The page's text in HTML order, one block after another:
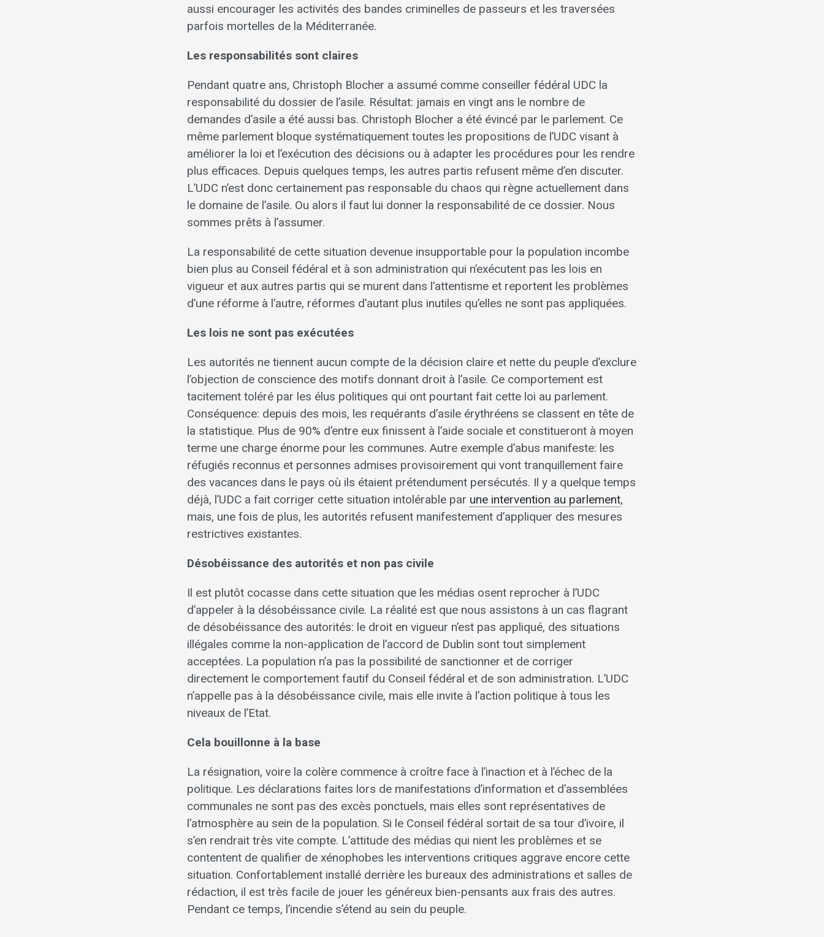
aussi encourager les activités des bandes criminelles de passeurs et les traversées
parfois mortelles de la Méditerranée.
Les responsabilités sont claires
Pendant quatre ans, Christoph Blocher a assumé comme conseiller fédéral UDC la
responsabilité du dossier de l’asile. Résultat: jamais en vingt ans le nombre de
demandes d’asile a été aussi bas. Christoph Blocher a été évincé par le parlement. Ce
même parlement bloque systématiquement toutes les propositions de l’UDC visant à
améliorer la loi et l’exécution des décisions ou à adapter les procédures pour les rendre
plus efficaces. Depuis quelques temps, les autres partis refusent même d’en discuter.
L’UDC n’est donc certainement pas responsable du chaos qui règne actuellement dans
le domaine de l’asile. Ou alors il faut lui donner la responsabilité de ce dossier. Nous
sommes prêts à l’assumer.
La responsabilité de cette situation devenue insupportable pour la population incombe
bien plus au Conseil fédéral et à son administration qui n’exécutent pas les lois en
vigueur et aux autres partis qui se murent dans l’attentisme et reportent les problèmes
d’une réforme à l’autre, réformes d’autant plus inutiles qu’elles ne sont pas appliquées.
Les lois ne sont pas exécutées
Les autorités ne tiennent aucun compte de la décision claire et nette du peuple d’exclure
l’objection de conscience des motifs donnant droit à l’asile. Ce comportement est
tacitement toléré par les élus politiques qui ont pourtant fait cette loi au parlement.
Conséquence: depuis des mois, les requérants d’asile érythréens se classent en tête de
la statistique. Plus de 90% d’entre eux finissent à l’aide sociale et constitueront à moyen
terme une charge énorme pour les communes. Autre exemple d’abus manifeste: les
réfugiés reconnus et personnes admises provisoirement qui vont tranquillement faire
des vacances dans le pays où ils étaient prétendument persécutés. Il y a quelque temps
déjà, l’UDC a fait corriger cette situation intolérable par une intervention au parlement,
mais, une fois de plus, les autorités refusent manifestement d’appliquer des mesures
restrictives existantes.
Désobéissance des autorités et non pas civile
Il est plutôt cocasse dans cette situation que les médias osent reprocher à l’UDC
d’appeler à la désobéissance civile. La réalité est que nous assistons à un cas flagrant
de désobéissance des autorités: le droit en vigueur n’est pas appliqué, des situations
illégales comme la non-application de l’accord de Dublin sont tout simplement
acceptées. La population n’a pas la possibilité de sanctionner et de corriger
directement le comportement fautif du Conseil fédéral et de son administration. L’UDC
n’appelle pas à la désobéissance civile, mais elle invite à l’action politique à tous les
niveaux de l’Etat.
Cela bouillonne à la base
La résignation, voire la colère commence à croître face à l’inaction et à l’échec de la
politique. Les déclarations faites lors de manifestations d’information et d’assemblées
communales ne sont pas des excès ponctuels, mais elles sont représentatives de
l’atmosphère au sein de la population. Si le Conseil fédéral sortait de sa tour d’ivoire, il
s’en rendrait très vite compte. L’attitude des médias qui nient les problèmes et se
contentent de qualifier de xénophobes les interventions critiques aggrave encore cette
situation. Confortablement installé derrière les bureaux des administrations et salles de
rédaction, il est très facile de jouer les généreux bien-pensants aux frais des autres.
Pendant ce temps, l’incendie s’étend au sein du peuple.